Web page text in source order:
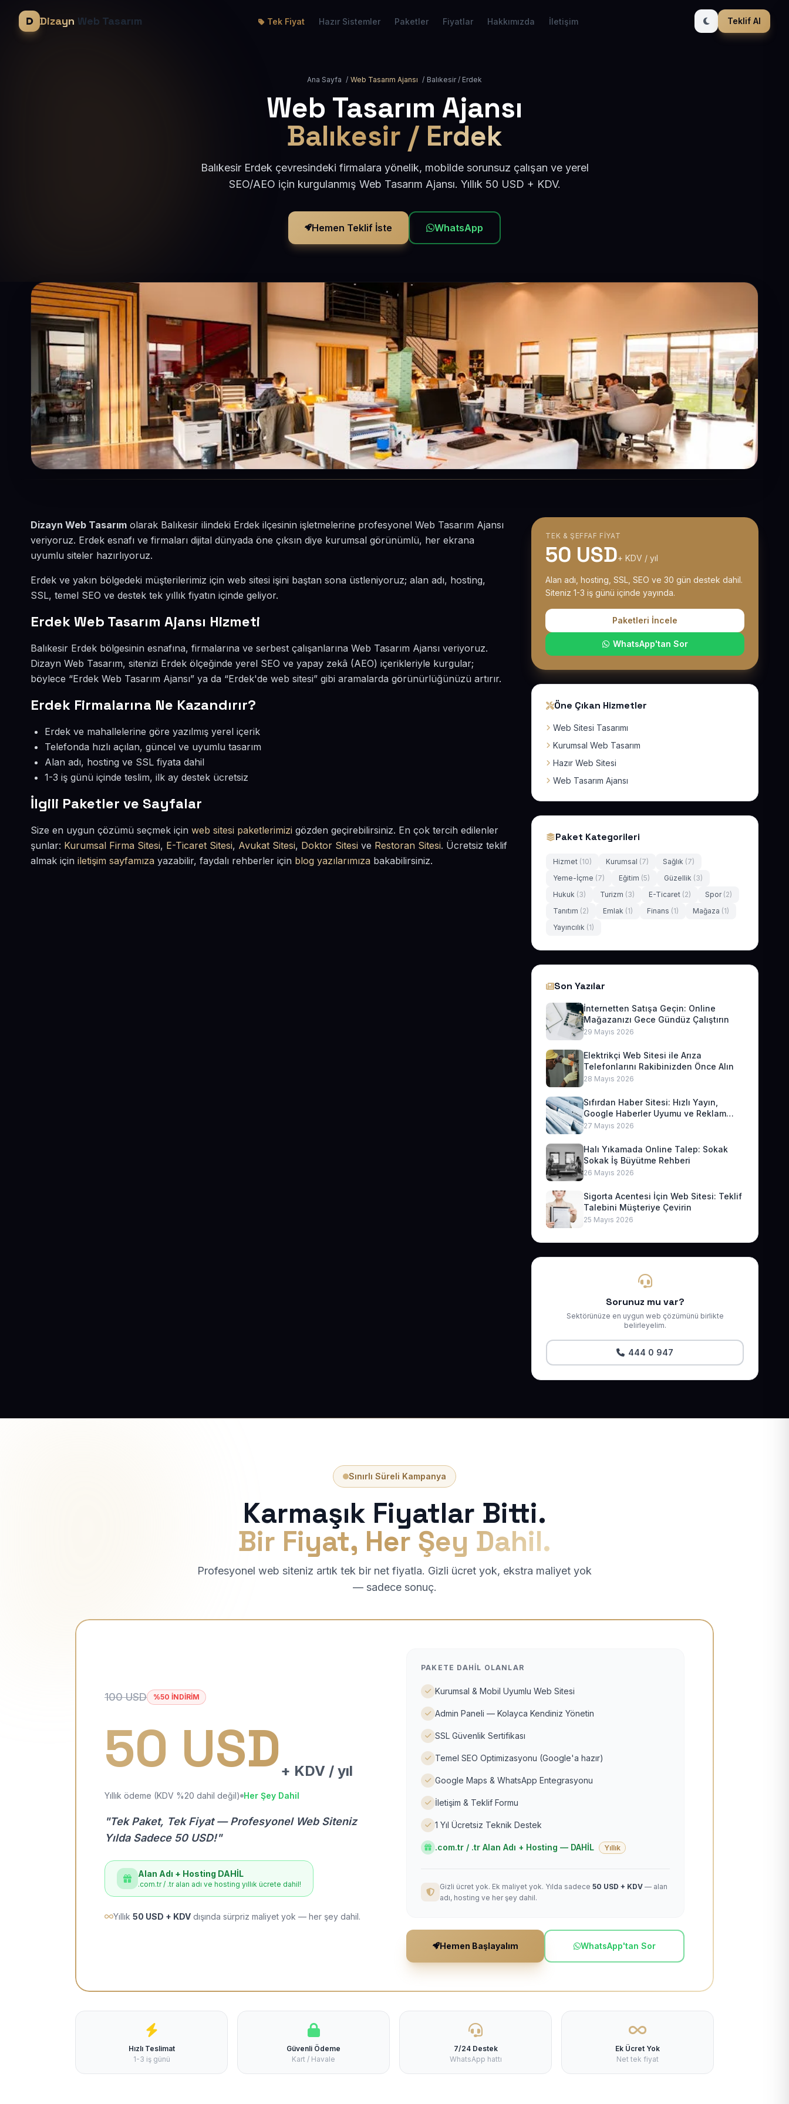
Dizayn Web Tasarım Tek Fiyat Hazır Sistemler Paketler Fiyatlar Hakkımızda İletişim Teklif Al
Ana Sayfa / Web Tasarım Ajansı / Balıkesir / Erdek
Web Tasarım Ajansı
Balıkesir / Erdek
Balıkesir Erdek çevresindeki firmalara yönelik, mobilde sorunsuz çalışan ve yerel
SEO/AEO için kurgulanmış Web Tasarım Ajansı. Yıllık 50 USD + KDV.
Hemen Teklif İste WhatsApp
Dizayn Web Tasarım olarak Balıkesir ilindeki Erdek ilçesinin işletmelerine profesyonel Web Tasarım Ajansı
veriyoruz. Erdek esnafı ve firmaları dijital dünyada öne çıksın diye kurumsal görünümlü, her ekrana
uyumlu siteler hazırlıyoruz.
Erdek ve yakın bölgedeki müşterilerimiz için web sitesi işini baştan sona üstleniyoruz; alan adı, hosting,
SSL, temel SEO ve destek tek yıllık fiyatın içinde geliyor.
Erdek Web Tasarım Ajansı Hizmeti
Balıkesir Erdek bölgesinin esnafına, firmalarına ve serbest çalışanlarına Web Tasarım Ajansı veriyoruz.
Dizayn Web Tasarım, sitenizi Erdek ölçeğinde yerel SEO ve yapay zekâ (AEO) içerikleriyle kurgular;
böylece “Erdek Web Tasarım Ajansı” ya da “Erdek'de web sitesi” gibi aramalarda görünürlüğünüzü artırır.
Erdek Firmalarına Ne Kazandırır?
Erdek ve mahallelerine göre yazılmış yerel içerik
Telefonda hızlı açılan, güncel ve uyumlu tasarım
Alan adı, hosting ve SSL fiyata dahil
1-3 iş günü içinde teslim, ilk ay destek ücretsiz
İlgili Paketler ve Sayfalar
Size en uygun çözümü seçmek için web sitesi paketlerimizi gözden geçirebilirsiniz. En çok tercih edilenler
şunlar: Kurumsal Firma Sitesi, E-Ticaret Sitesi, Avukat Sitesi, Doktor Sitesi ve Restoran Sitesi. Ücretsiz teklif
almak için iletişim sayfamıza yazabilir, faydalı rehberler için blog yazılarımıza bakabilirsiniz.
TEK & ŞEFFAF FIYAT
50 USD+ KDV / yıl
Alan adı, hosting, SSL, SEO ve 30 gün destek dahil.
Siteniz 1-3 iş günü içinde yayında.
Paketleri İncele
WhatsApp'tan Sor
Öne Çıkan Hizmetler
Web Sitesi Tasarımı
Kurumsal Web Tasarım
Hazır Web Sitesi
Web Tasarım Ajansı
Paket Kategorileri
Hizmet (10) Kurumsal (7) Sağlık (7)
Yeme-İçme (7) Eğitim (5) Güzellik (3)
Hukuk (3) Turizm (3) E-Ticaret (2) Spor (2)
Tanıtım (2) Emlak (1) Finans (1) Mağaza (1)
Yayıncılık (1)
Son Yazılar
İnternetten Satışa Geçin: Online
Mağazanızı Gece Gündüz Çalıştırın
29 Mayıs 2026
Elektrikçi Web Sitesi ile Arıza
Telefonlarını Rakibinizden Önce Alın
28 Mayıs 2026
Sıfırdan Haber Sitesi: Hızlı Yayın,
Google Haberler Uyumu ve Reklam
Geliri
27 Mayıs 2026
Halı Yıkamada Online Talep: Sokak
Sokak İş Büyütme Rehberi
26 Mayıs 2026
Sigorta Acentesi İçin Web Sitesi: Teklif
Talebini Müşteriye Çevirin
25 Mayıs 2026
Sorunuz mu var?
Sektörünüze en uygun web çözümünü birlikte
belirleyelim.
444 0 947
Sınırlı Süreli Kampanya
Karmaşık Fiyatlar Bitti.
Bir Fiyat, Her Şey Dahil.
Profesyonel web siteniz artık tek bir net fiyatla. Gizli ücret yok, ekstra maliyet yok
— sadece sonuç.
100 USD %50 İNDİRİM
50 USD + KDV / yıl
Yıllık ödeme (KDV %20 dahil değil) Her Şey Dahil
"Tek Paket, Tek Fiyat — Profesyonel Web Siteniz
Yılda Sadece 50 USD!"
Alan Adı + Hosting DAHİL
.com.tr / .tr alan adı ve hosting yıllık ücrete dahil!
Yıllık 50 USD + KDV dışında sürpriz maliyet yok — her şey dahil.
PAKETE DAHIL OLANLAR
Kurumsal & Mobil Uyumlu Web Sitesi
Admin Paneli — Kolayca Kendiniz Yönetin
SSL Güvenlik Sertifikası
Temel SEO Optimizasyonu (Google'a hazır)
Google Maps & WhatsApp Entegrasyonu
İletişim & Teklif Formu
1 Yıl Ücretsiz Teknik Destek
.com.tr / .tr Alan Adı + Hosting — DAHİL Yıllık
Gizli ücret yok. Ek maliyet yok. Yılda sadece 50 USD + KDV — alan
adı, hosting ve her şey dahil.
Hemen Başlayalım WhatsApp'tan Sor
Hızlı Teslimat
1-3 iş günü
Güvenli Ödeme
Kart / Havale
7/24 Destek
WhatsApp hattı
Ek Ücret Yok
Net tek fiyat